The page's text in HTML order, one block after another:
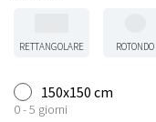
RETTANGOLARE ROTONDO
150x150 cm
0 - 5 giorni